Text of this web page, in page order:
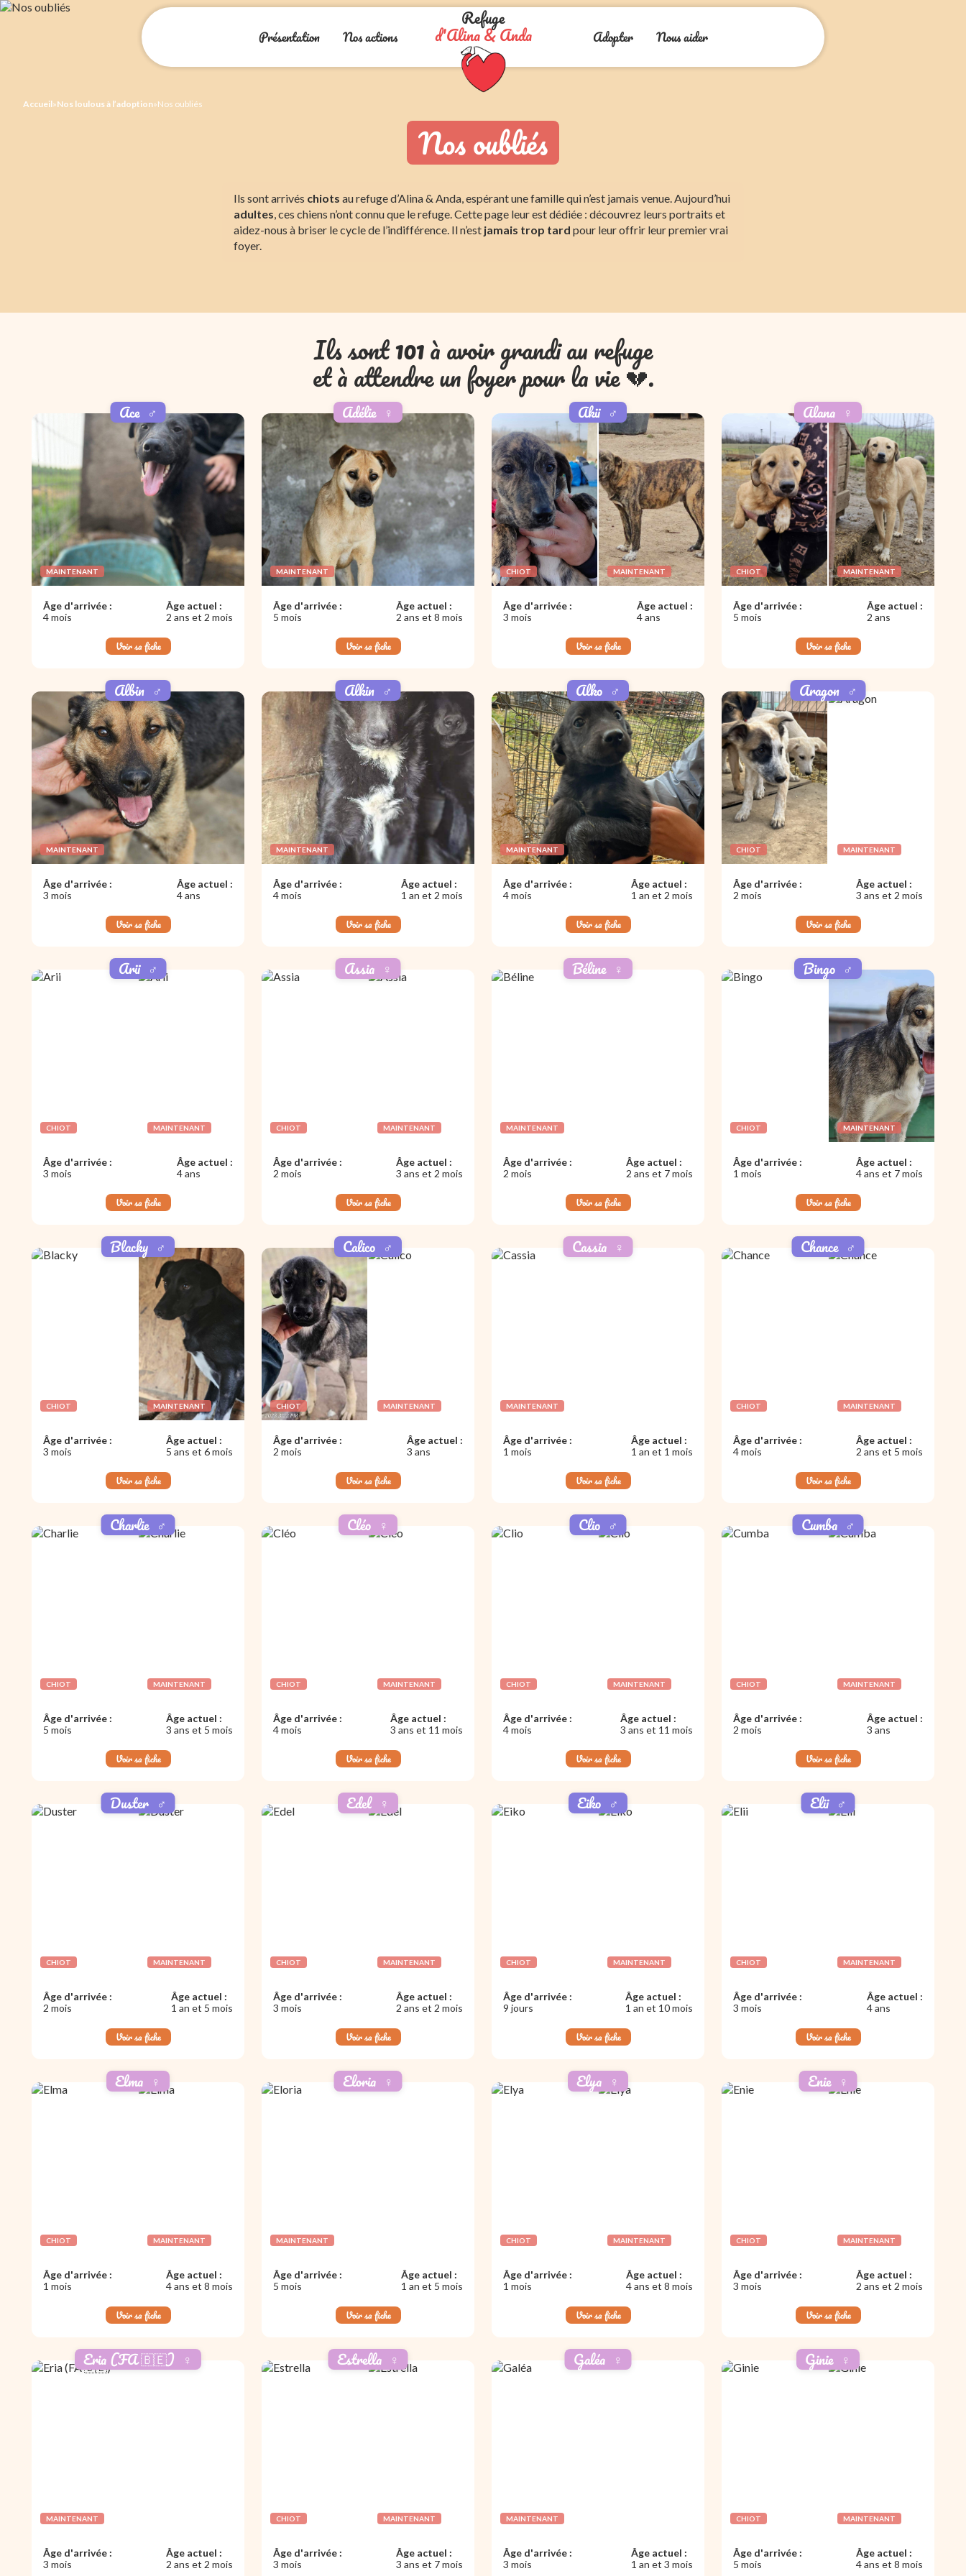
Refuge
d'Alina & Anda
Présentation Nos actions Adopter Nous aider
Accueil»Nos loulous à l’adoption»Nos oubliés
Nos oubliés
Ils sont arrivés chiots au refuge d’Alina & Anda, espérant une famille qui n’est jamais venue. Aujourd’hui
adultes, ces chiens n’ont connu que le refuge. Cette page leur est dédiée : découvrez leurs portraits et
aidez-nous à briser le cycle de l’indifférence. Il n’est jamais trop tard pour leur offrir leur premier vrai
foyer.
Ils sont101à avoir grandi au refuge
et à attendre un foyer pour la vie 💔.
MAINTENANT
Ace ♂️
Âge d'arrivée :
4 mois
Âge actuel :
2 ans et 2 mois
Voir sa fiche
MAINTENANT
Adélie ♀️
Âge d'arrivée :
5 mois
Âge actuel :
2 ans et 8 mois
Voir sa fiche
CHIOT MAINTENANT
Akii ♂️
Âge d'arrivée :
3 mois
Âge actuel :
4 ans
Voir sa fiche
CHIOT MAINTENANT
Alana ♀️
Âge d'arrivée :
5 mois
Âge actuel :
2 ans
Voir sa fiche
MAINTENANT
Albin ♂️
Âge d'arrivée :
3 mois
Âge actuel :
4 ans
Voir sa fiche
MAINTENANT
Alkin ♂️
Âge d'arrivée :
4 mois
Âge actuel :
1 an et 2 mois
Voir sa fiche
MAINTENANT
Alko ♂️
Âge d'arrivée :
4 mois
Âge actuel :
1 an et 2 mois
Voir sa fiche
CHIOT MAINTENANT
Aragon ♂️
Âge d'arrivée :
2 mois
Âge actuel :
3 ans et 2 mois
Voir sa fiche
CHIOT MAINTENANT
Arii ♂️
Âge d'arrivée :
3 mois
Âge actuel :
4 ans
Voir sa fiche
CHIOT MAINTENANT
Assia ♀️
Âge d'arrivée :
2 mois
Âge actuel :
3 ans et 2 mois
Voir sa fiche
MAINTENANT
Béline ♀️
Âge d'arrivée :
2 mois
Âge actuel :
2 ans et 7 mois
Voir sa fiche
CHIOT MAINTENANT
Bingo ♂️
Âge d'arrivée :
1 mois
Âge actuel :
4 ans et 7 mois
Voir sa fiche
CHIOT MAINTENANT
Blacky ♂️
Âge d'arrivée :
3 mois
Âge actuel :
5 ans et 6 mois
Voir sa fiche
CHIOT MAINTENANT
Calico ♂️
Âge d'arrivée :
2 mois
Âge actuel :
3 ans
Voir sa fiche
MAINTENANT
Cassia ♀️
Âge d'arrivée :
1 mois
Âge actuel :
1 an et 1 mois
Voir sa fiche
CHIOT MAINTENANT
Chance ♂️
Âge d'arrivée :
4 mois
Âge actuel :
2 ans et 5 mois
Voir sa fiche
CHIOT MAINTENANT
Charlie ♂️
Âge d'arrivée :
5 mois
Âge actuel :
3 ans et 5 mois
Voir sa fiche
CHIOT MAINTENANT
Cléo ♀️
Âge d'arrivée :
4 mois
Âge actuel :
3 ans et 11 mois
Voir sa fiche
CHIOT MAINTENANT
Clio ♂️
Âge d'arrivée :
4 mois
Âge actuel :
3 ans et 11 mois
Voir sa fiche
CHIOT MAINTENANT
Cumba ♂️
Âge d'arrivée :
2 mois
Âge actuel :
3 ans
Voir sa fiche
CHIOT MAINTENANT
Duster ♂️
Âge d'arrivée :
2 mois
Âge actuel :
1 an et 5 mois
Voir sa fiche
CHIOT MAINTENANT
Edel ♀️
Âge d'arrivée :
3 mois
Âge actuel :
2 ans et 2 mois
Voir sa fiche
CHIOT MAINTENANT
Eiko ♂️
Âge d'arrivée :
9 jours
Âge actuel :
1 an et 10 mois
Voir sa fiche
CHIOT MAINTENANT
Elii ♂️
Âge d'arrivée :
3 mois
Âge actuel :
4 ans
Voir sa fiche
CHIOT MAINTENANT
Elma ♀️
Âge d'arrivée :
1 mois
Âge actuel :
4 ans et 8 mois
Voir sa fiche
MAINTENANT
Eloria ♀️
Âge d'arrivée :
5 mois
Âge actuel :
1 an et 5 mois
Voir sa fiche
CHIOT MAINTENANT
Elya ♀️
Âge d'arrivée :
1 mois
Âge actuel :
4 ans et 8 mois
Voir sa fiche
CHIOT MAINTENANT
Enie ♀️
Âge d'arrivée :
3 mois
Âge actuel :
2 ans et 2 mois
Voir sa fiche
MAINTENANT
Eria (FA 🇧🇪) ♀️
Âge d'arrivée :
3 mois
Âge actuel :
2 ans et 2 mois
CHIOT MAINTENANT
Estrella ♀️
Âge d'arrivée :
3 mois
Âge actuel :
3 ans et 7 mois
MAINTENANT
Galéa ♀️
Âge d'arrivée :
3 mois
Âge actuel :
1 an et 3 mois
CHIOT MAINTENANT
Ginie ♀️
Âge d'arrivée :
5 mois
Âge actuel :
4 ans et 8 mois